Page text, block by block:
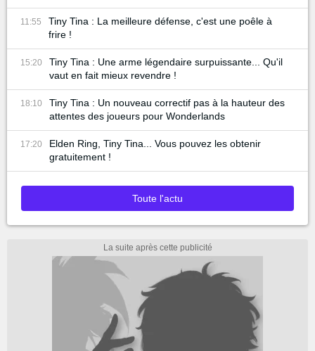
11:55
Tiny Tina : La meilleure défense, c'est une poêle à
frire !
15:20
Tiny Tina : Une arme légendaire surpuissante... Qu'il
vaut en fait mieux revendre !
18:10
Tiny Tina : Un nouveau correctif pas à la hauteur des
attentes des joueurs pour Wonderlands
17:20
Elden Ring, Tiny Tina... Vous pouvez les obtenir
gratuitement !
Toute l'actu